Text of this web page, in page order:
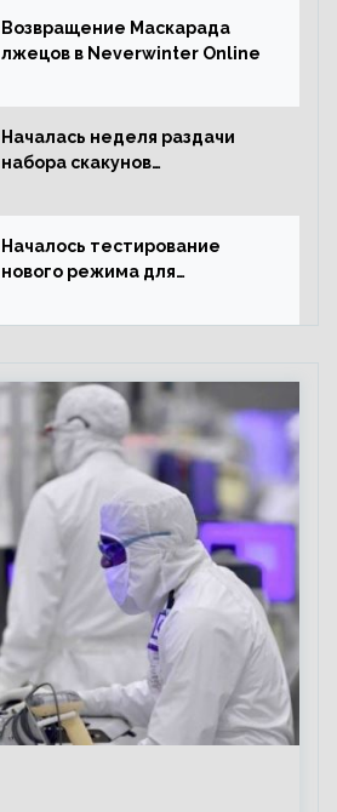
Возвращение Маскарада
лжецов в Neverwinter Online
Началась неделя раздачи
набора скакунов
Началось тестирование
нового режима для
online